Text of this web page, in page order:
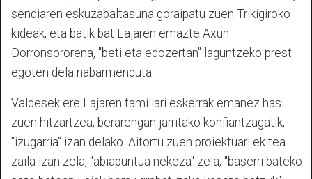
sendiaren eskuzabaltasuna goraipatu zuen Trikigiroko
kideak, eta batik bat Lajaren emazte Axun
Dorronsororena, "beti eta edozertan" laguntzeko prest
egoten dela nabarmenduta.
Valdesek ere Lajaren familiari eskerrak emanez hasi
zuen hitzartzea, berarengan jarritako konfiantzagatik,
"izugarria" izan delako. Aitortu zuen proiektuari ekitea
zaila izan zela, "abiapuntua nekeza" zela, "baserri bateko